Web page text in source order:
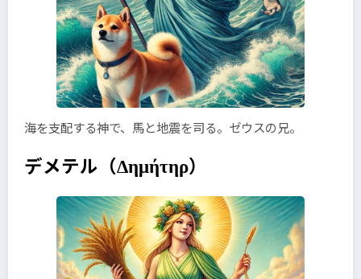
海を支配する神で、馬と地震を司る。ゼウスの兄。
デメテル （Δημήτηρ）